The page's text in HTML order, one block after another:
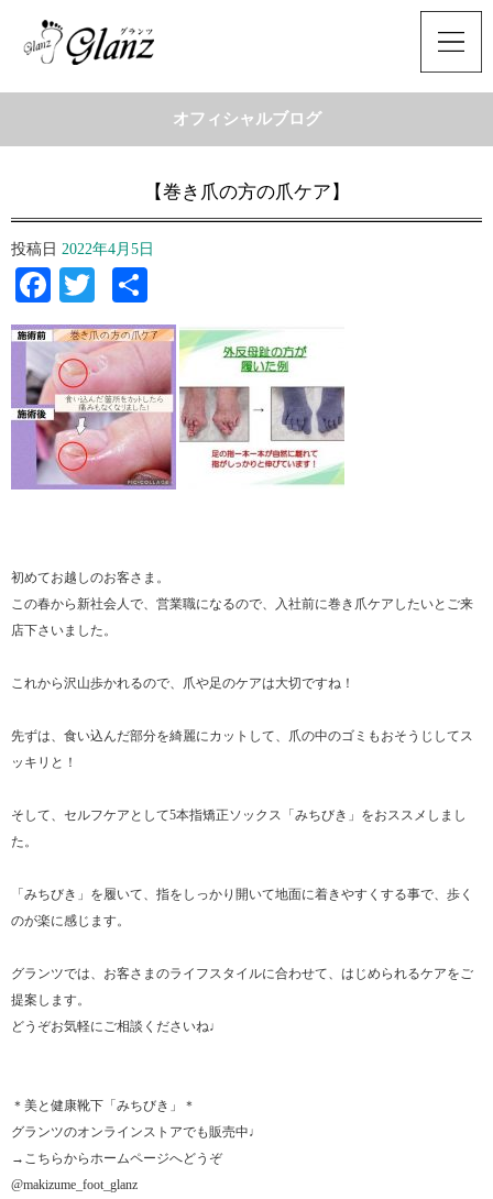
オフィシャルブログ
【巻き爪の方の爪ケア】
投稿日 2022年4月5日
Facebook
Twitter
有
初めてお越しのお客さま。
この春から新社会人で、営業職になるので、入社前に巻き爪ケアしたいとご来
店下さいました。
これから沢山歩かれるので、爪や足のケアは大切ですね！
先ずは、食い込んだ部分を綺麗にカットして、爪の中のゴミもおそうじしてス
ッキリと！
そして、セルフケアとして5本指矯正ソックス「みちびき」をおススメしまし
た。
「みちびき」を履いて、指をしっかり開いて地面に着きやすくする事で、歩く
のが楽に感じます。
グランツでは、お客さまのライフスタイルに合わせて、はじめられるケアをご
提案します。
どうぞお気軽にご相談くださいね♩
＊美と健康靴下「みちびき」＊
グランツのオンラインストアでも販売中♩
→こちらからホームページへどうぞ
@makizume_foot_glanz